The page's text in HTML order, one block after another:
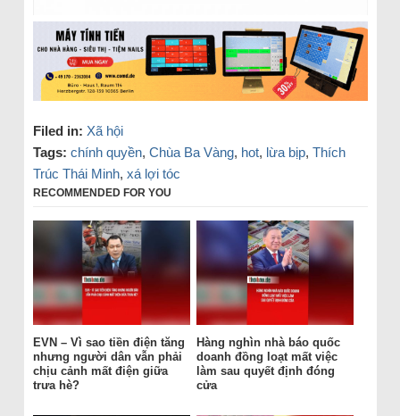
Filed in: Xã hội
Tags: chính quyền, Chùa Ba Vàng, hot, lừa bịp, Thích
Trúc Thái Minh, xá lợi tóc
RECOMMENDED FOR YOU
EVN – Vì sao tiền điện tăng
nhưng người dân vẫn phải
chịu cảnh mất điện giữa
trưa hè?
Hàng nghìn nhà báo quốc
doanh đồng loạt mất việc
làm sau quyết định đóng
cửa